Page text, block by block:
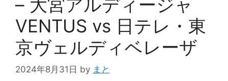
– 大宮アルディージャ
VENTUS vs 日テレ・東
京ヴェルディベレーザ
2024年8月31日 by まと